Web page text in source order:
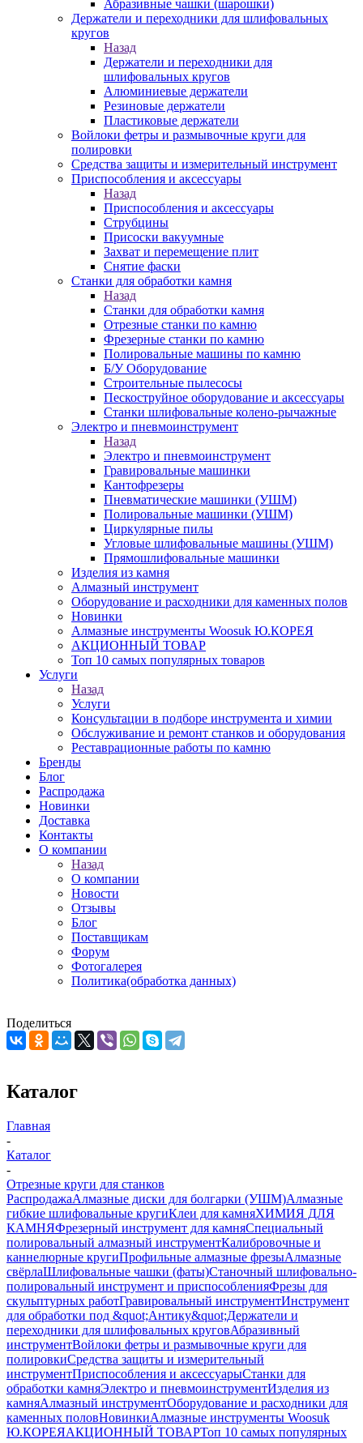
Абразивные чашки (шарошки)
Держатели и переходники для шлифовальных
кругов
Назад
Держатели и переходники для
шлифовальных кругов
Алюминиевые держатели
Резиновые держатели
Пластиковые держатели
Войлоки фетры и размывочные круги для
полировки
Средства защиты и измерительный инструмент
Приспособления и аксессуары
Назад
Приспособления и аксессуары
Струбцины
Присоски вакуумные
Захват и перемещение плит
Снятие фаски
Станки для обработки камня
Назад
Станки для обработки камня
Отрезные станки по камню
Фрезерные станки по камню
Полировальные машины по камню
Б/У Оборудование
Строительные пылесосы
Пескоструйное оборудование и аксессуары
Станки шлифовальные колено-рычажные
Электро и пневмоинструмент
Назад
Электро и пневмоинструмент
Гравировальные машинки
Кантофрезеры
Пневматические машинки (УШМ)
Полировальные машинки (УШМ)
Циркулярные пилы
Угловые шлифовальные машины (УШМ)
Прямошлифовальные машинки
Изделия из камня
Алмазный инструмент
Оборудование и расходники для каменных полов
Новинки
Алмазные инструменты Woosuk Ю.КОРЕЯ
АКЦИОННЫЙ ТОВАР
Топ 10 самых популярных товаров
Услуги
Назад
Услуги
Консультации в подборе инструмента и химии
Обслуживание и ремонт станков и оборудования
Реставрационные работы по камню
Бренды
Блог
Распродажа
Новинки
Доставка
Контакты
О компании
Назад
О компании
Новости
Отзывы
Блог
Поставщикам
Форум
Фотогалерея
Политика(обработка данных)
Поделиться
Каталог
Главная
-
Каталог
-
Отрезные круги для станков
РаспродажаАлмазные диски для болгарки (УШМ)Алмазные
гибкие шлифовальные кругиКлеи для камняХИМИЯ ДЛЯ
КАМНЯФрезерный инструмент для камняСпециальный
полировальный алмазный инструментКалибровочные и
каннелюрные кругиПрофильные алмазные фрезыАлмазные
свёрлаШлифовальные чашки (фаты)Станочный шлифовально-
полировальный инструмент и приспособленияФрезы для
скульптурных работГравировальный инструментИнструмент
для обработки под &quot;Антику&quot;Держатели и
переходники для шлифовальных круговАбразивный
инструментВойлоки фетры и размывочные круги для
полировкиСредства защиты и измерительный
инструментПриспособления и аксессуарыСтанки для
обработки камняЭлектро и пневмоинструментИзделия из
камняАлмазный инструментОборудование и расходники для
каменных половНовинкиАлмазные инструменты Woosuk
Ю.КОРЕЯАКЦИОННЫЙ ТОВАРТоп 10 самых популярных